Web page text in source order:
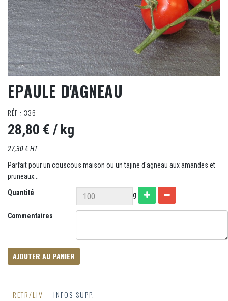
EPAULE D'AGNEAU
RÉF : 336
28,80 € / kg
27,30 € HT
Parfait pour un couscous maison ou un tajine d'agneau aux amandes et
pruneaux...
Quantité
g
Commentaires
AJOUTER AU PANIER
RETR/LIV INFOS SUPP.